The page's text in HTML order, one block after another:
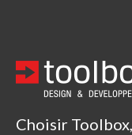
Choisir